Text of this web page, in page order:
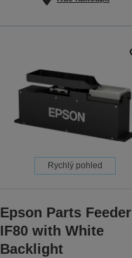
Rychlý pohled
Epson Parts Feeder
IF80 with White
Backlight